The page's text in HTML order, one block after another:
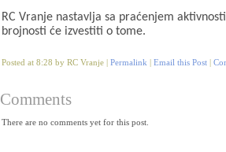
RC Vranje nastavlja sa praćenjem
brojnosti će izvestiti o tome.
Posted at 8:28 by RC Vranje | Permalink Email this Post
Comments
There are no comments yet for this post.